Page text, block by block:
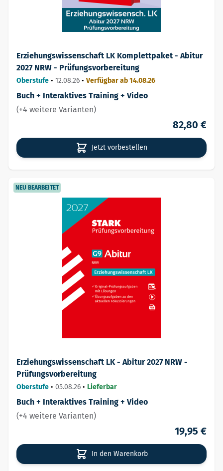
Erziehungswissenschaft LK Komplettpaket - Abitur
2027 NRW - Prüfungsvorbereitung
Oberstufe • 12.08.26 • Verfügbar ab 14.08.26
Buch + Interaktives Training + Video
(+4 weitere Varianten)
82,80 €
Jetzt vorbestellen
NEU BEARBEITET
Erziehungswissenschaft LK - Abitur 2027 NRW -
Prüfungsvorbereitung
Oberstufe • 05.08.26 • Lieferbar
Buch + Interaktives Training + Video
(+4 weitere Varianten)
19,95 €
In den Warenkorb